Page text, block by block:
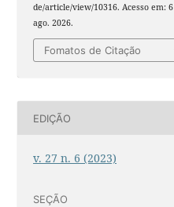
de/article/view/10316. Acesso em: 6
ago. 2026.
Fomatos de Citação
EDIÇÃO
v. 27 n. 6 (2023)
SEÇÃO